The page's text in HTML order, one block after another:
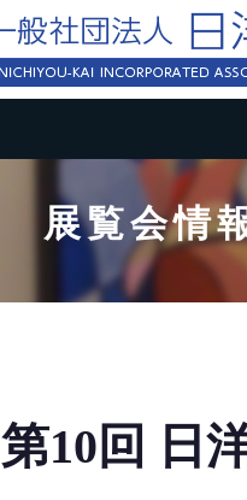
展覧会情
第10回 日